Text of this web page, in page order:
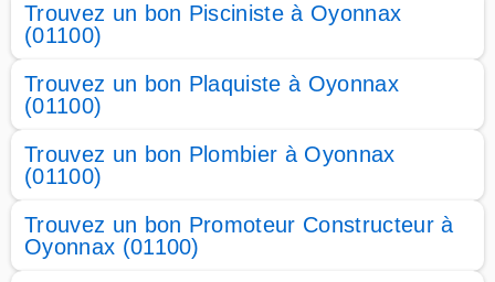
Trouvez un bon Pisciniste à Oyonnax
(01100)
Trouvez un bon Plaquiste à Oyonnax
(01100)
Trouvez un bon Plombier à Oyonnax
(01100)
Trouvez un bon Promoteur Constructeur à
Oyonnax (01100)